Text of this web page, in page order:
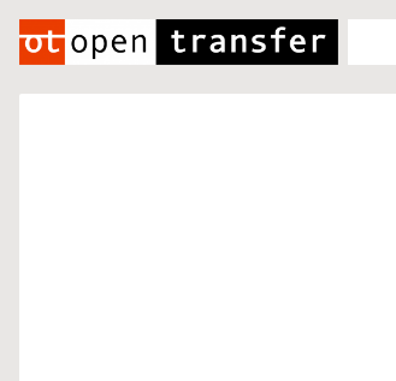
Zum
Inhalt
springen